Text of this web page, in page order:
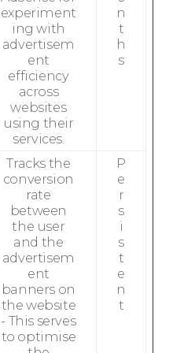
experiment
ing with
advertisem
ent
efficiency
across
websites
using their
services.
n
t
h
s
Tracks the
conversion
rate
between
the user
and the
advertisem
ent
banners on
the website
- This serves
to optimise
P
e
r
s
i
s
t
e
n
t